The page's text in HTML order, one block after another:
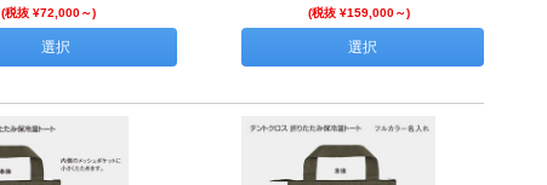
(税抜 ¥72,000～)
選択
(税抜 ¥159,000～)
選択